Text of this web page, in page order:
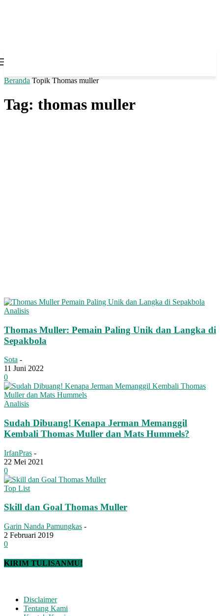
Beranda Topik Thomas muller
Tag: thomas muller
Analisis
Thomas Muller: Pemain Paling Unik dan Langka di
Sepakbola
Sota -
11 Juni 2022
0
Analisis
Sudah Dibuang! Kenapa Jerman Memanggil
Kembali Thomas Muller dan Mats Hummels?
IrfanPras -
22 Mei 2021
0
Top List
Skill dan Goal Thomas Muller
Garin Nanda Pamungkas -
2 Februari 2019
0
KIRIM TULISANMU!
Disclaimer
Tentang Kami